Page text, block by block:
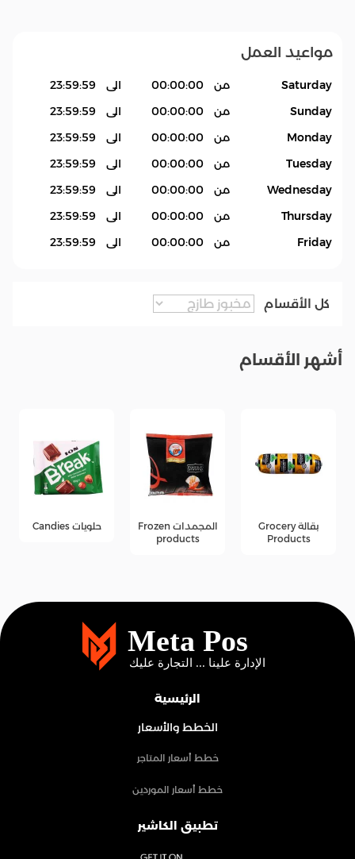
مواعيد العمل
Saturday من 00:00:00 الى
23:59:59
Sunday
من 00:00:00 الى
23:59:59
Monday
من 00:00:00 الى
23:59:59
Tuesday
من 00:00:00 الى
23:59:59
Wednesday
من 00:00:00 الى
23:59:59
Thursday
من 00:00:00 الى
23:59:59
Friday
من 00:00:00 الى 23:59:59
كل الأقسام
أشهر الأقسام
المجمدات Frozen
products
حلويات Candies
جبن Cheese
الرئيسية
الخطط والأسعار
خطط أسعار المتاجر
خطط أسعار الموردين
تطبيق الكاشير